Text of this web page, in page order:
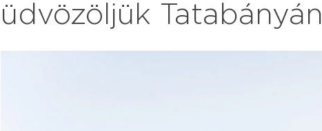
üdvözöljük Tatabányán